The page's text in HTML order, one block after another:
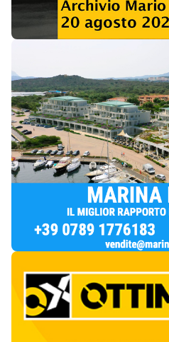
1
Via Fiume, prime
resta
Cronaca
2
Olbia, urina
sfiorata in via
Cronaca
Più lette della settimana
Sangue ai piedi
Simplicio: uomo
Cronaca 9177
2
Tavolara Bay la
Editoriali 8047
3
Olbia, attentato
distrutti due